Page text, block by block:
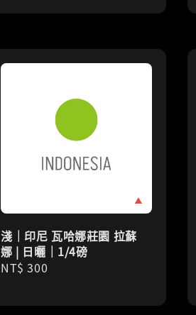
淺｜印尼 瓦哈娜莊園 拉蘇
娜 | 日曬｜1/4磅
Regular
NT$ 300